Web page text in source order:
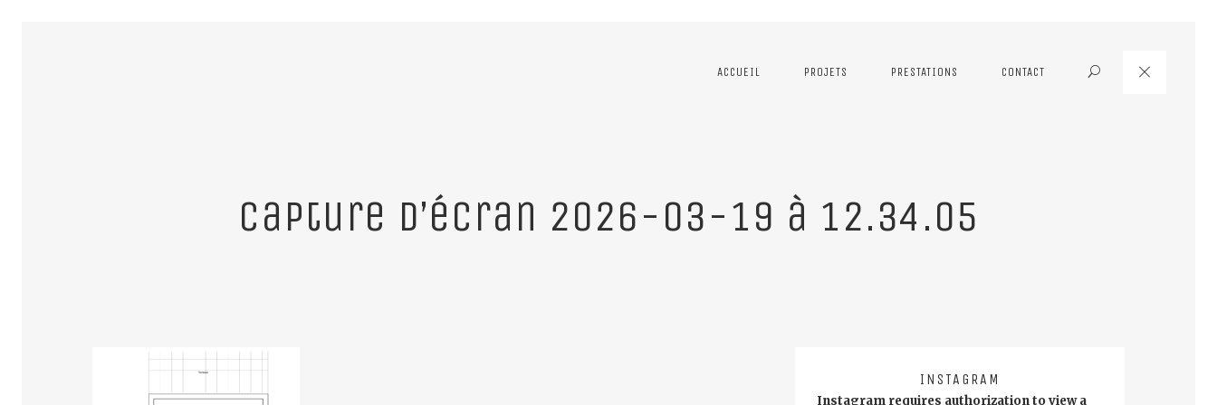
ACCUEIL PROJETS PRESTATIONS CONTACT Search
Capture d’écran 2026-03-19 à 12.34.05
INSTAGRAM
Instagram requires authorization to view a